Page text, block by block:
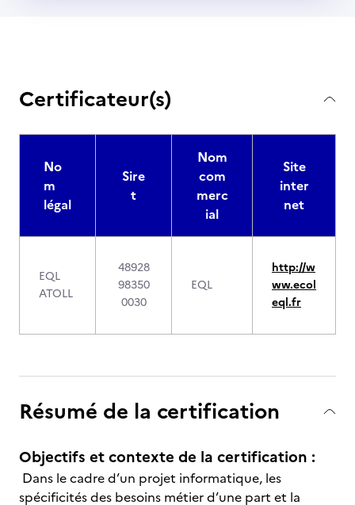
Certificateur(s)
No
m
légal
Sire
t
Nom
com
merc
ial
Site
inter
net
EQL
ATOLL
48928
98350
0030
EQL
http://w
ww.ecol
eql.fr
Résumé de la certification
Objectifs et contexte de la certification :
Dans le cadre d’un projet informatique, les
spécificités des besoins métier d’une part et la